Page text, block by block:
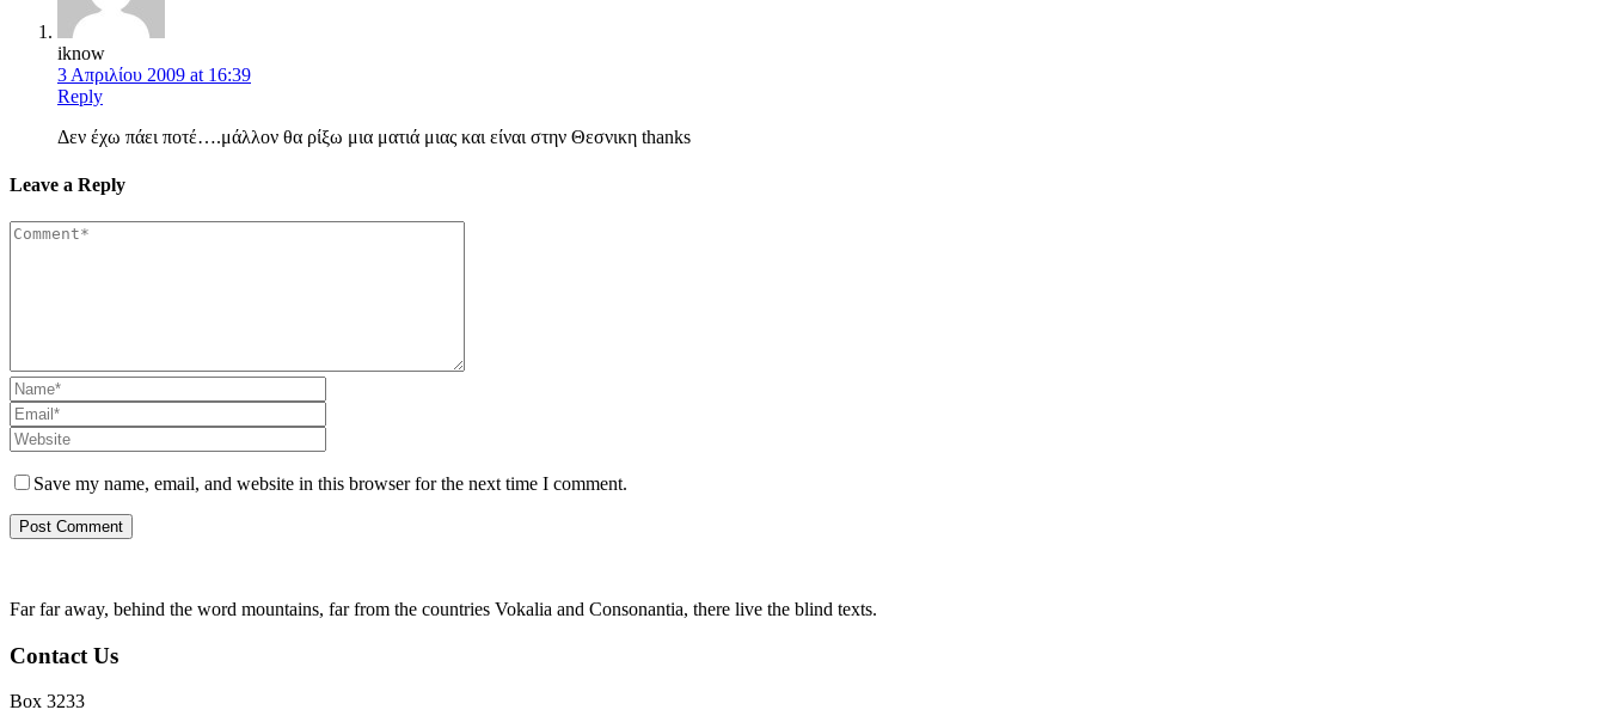
iknow
3 Απριλίου 2009 at 16:39
Reply
Δεν έχω πάει ποτέ….μάλλον θα ρίξω μια ματιά μιας και είναι στην Θεσνικη thanks
Leave a Reply
Save my name, email, and website in this browser for the next time I comment.
Far far away, behind the word mountains, far from the countries Vokalia and Consonantia, there live the blind texts.
Contact Us
Box 3233